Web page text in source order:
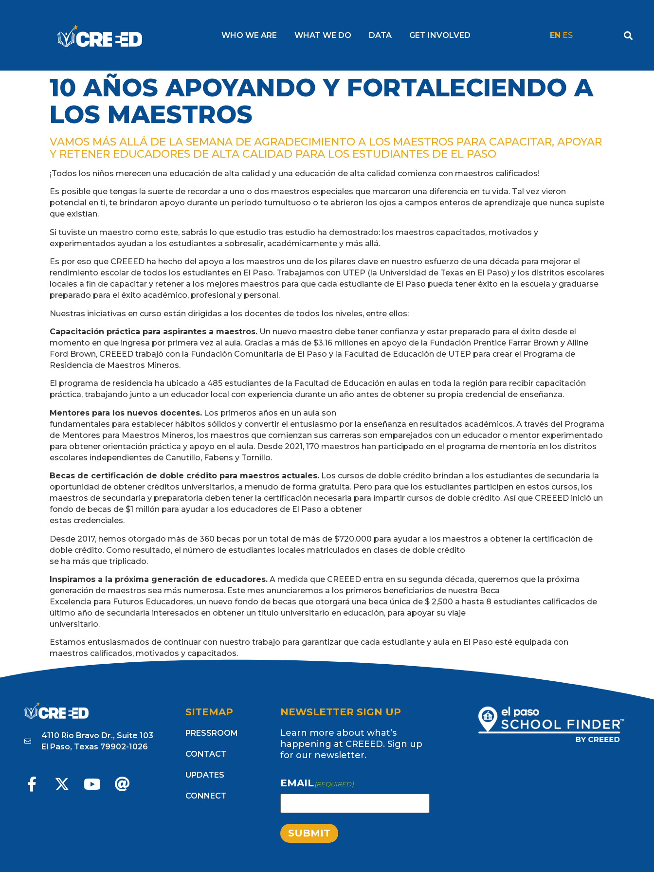
WHO WE ARE WHAT WE DO DATA GET INVOLVED EN ES
10 AÑOS APOYANDO Y FORTALECIENDO A
LOS MAESTROS
VAMOS MÁS ALLÁ DE LA SEMANA DE AGRADECIMIENTO A LOS MAESTROS PARA CAPACITAR, APOYAR
Y RETENER EDUCADORES DE ALTA CALIDAD PARA LOS ESTUDIANTES DE EL PASO
¡Todos los niños merecen una educación de alta calidad y una educación de alta calidad comienza con maestros calificados!
Es posible que tengas la suerte de recordar a uno o dos maestros especiales que marcaron una diferencia en tu vida. Tal vez vieron
potencial en ti, te brindaron apoyo durante un período tumultuoso o te abrieron los ojos a campos enteros de aprendizaje que nunca supiste
que existían.
Si tuviste un maestro como este, sabrás lo que estudio tras estudio ha demostrado: los maestros capacitados, motivados y
experimentados ayudan a los estudiantes a sobresalir, académicamente y más allá.
Es por eso que CREEED ha hecho del apoyo a los maestros uno de los pilares clave en nuestro esfuerzo de una década para mejorar el
rendimiento escolar de todos los estudiantes en El Paso. Trabajamos con UTEP (la Universidad de Texas en El Paso) y los distritos escolares
locales a fin de capacitar y retener a los mejores maestros para que cada estudiante de El Paso pueda tener éxito en la escuela y graduarse
preparado para el éxito académico, profesional y personal.
Nuestras iniciativas en curso están dirigidas a los docentes de todos los niveles, entre ellos:
Capacitación práctica para aspirantes a maestros. Un nuevo maestro debe tener confianza y estar preparado para el éxito desde el
momento en que ingresa por primera vez al aula. Gracias a más de $3.16 millones en apoyo de la Fundación Prentice Farrar Brown y Alline
Ford Brown, CREEED trabajó con la Fundación Comunitaria de El Paso y la Facultad de Educación de UTEP para crear el Programa de
Residencia de Maestros Mineros.
El programa de residencia ha ubicado a 485 estudiantes de la Facultad de Educación en aulas en toda la región para recibir capacitación
práctica, trabajando junto a un educador local con experiencia durante un año antes de obtener su propia credencial de enseñanza.
Mentores para los nuevos docentes. Los primeros años en un aula son
fundamentales para establecer hábitos sólidos y convertir el entusiasmo por la enseñanza en resultados académicos. A través del Programa
de Mentores para Maestros Mineros, los maestros que comienzan sus carreras son emparejados con un educador o mentor experimentado
para obtener orientación práctica y apoyo en el aula. Desde 2021, 170 maestros han participado en el programa de mentoría en los distritos
escolares independientes de Canutillo, Fabens y Tornillo.
Becas de certificación de doble crédito para maestros actuales. Los cursos de doble crédito brindan a los estudiantes de secundaria la
oportunidad de obtener créditos universitarios, a menudo de forma gratuita. Pero para que los estudiantes participen en estos cursos, los
maestros de secundaria y preparatoria deben tener la certificación necesaria para impartir cursos de doble crédito. Así que CREEED inició un
fondo de becas de $1 millón para ayudar a los educadores de El Paso a obtener
estas credenciales.
Desde 2017, hemos otorgado más de 360 becas por un total de más de $720,000 para ayudar a los maestros a obtener la certificación de
doble crédito. Como resultado, el número de estudiantes locales matriculados en clases de doble crédito
se ha más que triplicado.
Inspiramos a la próxima generación de educadores. A medida que CREEED entra en su segunda década, queremos que la próxima
generación de maestros sea más numerosa. Este mes anunciaremos a los primeros beneficiarios de nuestra Beca
Excelencia para Futuros Educadores, un nuevo fondo de becas que otorgará una beca única de $ 2,500 a hasta 8 estudiantes calificados de
último año de secundaria interesados en obtener un título universitario en educación, para apoyar su viaje
universitario.
Estamos entusiasmados de continuar con nuestro trabajo para garantizar que cada estudiante y aula en El Paso esté equipada con
maestros calificados, motivados y capacitados.
Tagged
4110 Rio Bravo Dr., Suite 103
El Paso, Texas 79902-1026
SITEMAP
PRESSROOM
CONTACT
UPDATES
CONNECT
NEWSLETTER SIGN UP
Learn more about what’s
happening at CREEED. Sign up
for our newsletter.
EMAIL (REQUIRED)
SUBMIT